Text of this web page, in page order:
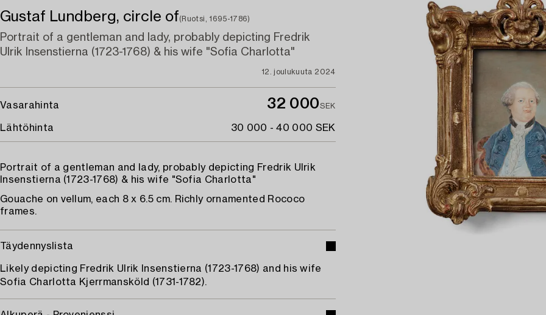
Gustaf Lundberg, circle of(Ruotsi, 1695-1786)
Portrait of a gentleman and lady, probably depicting Fredrik
Ulrik Insenstierna (1723-1768) & his wife "Sofia Charlotta"
12. joulukuuta 2024
Vasarahinta 32 000SEK
Lähtöhinta 30 000 - 40 000 SEK
Portrait of a gentleman and lady, probably depicting Fredrik Ulrik
Insenstierna (1723-1768) & his wife "Sofia Charlotta"
Gouache on vellum, each 8 x 6.5 cm. Richly ornamented Rococo
frames.
Täydennyslista
Likely depicting Fredrik Ulrik Insenstierna (1723-1768) and his wife
Sofia Charlotta Kjerrmansköld (1731-1782).